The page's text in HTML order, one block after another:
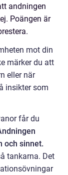
andningen
Poängen är
mot din
märker du att
eller när
insikter som
får du
och sinnet.
tankarna. Det